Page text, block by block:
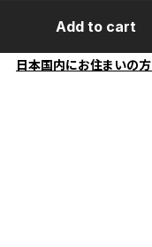
Add to cart
日本国内にお住まいの